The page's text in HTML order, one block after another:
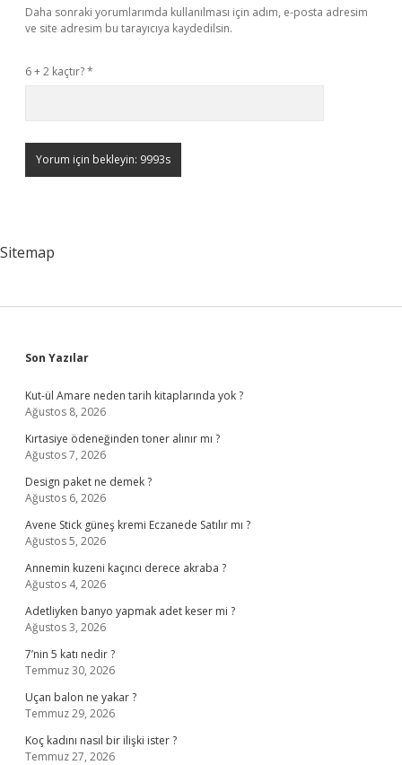
Daha sonraki yorumlarımda kullanılması için adım, e-posta adresim
ve site adresim bu tarayıcıya kaydedilsin.
6 + 2 kaçtır?*
Sitemap
Sidebar
Son Yazılar
Kut-ül Amare neden tarih kitaplarında yok ?
Ağustos 8, 2026
Kırtasiye ödeneğinden toner alınır mı ?
Ağustos 7, 2026
Design paket ne demek ?
Ağustos 6, 2026
Avene Stick güneş kremi Eczanede Satılır mı ?
Ağustos 5, 2026
Annemin kuzeni kaçıncı derece akraba ?
Ağustos 4, 2026
Adetliyken banyo yapmak adet keser mi ?
Ağustos 3, 2026
7’nin 5 katı nedir ?
Temmuz 30, 2026
Uçan balon ne yakar ?
Temmuz 29, 2026
Koç kadını nasıl bir ilişki ister ?
Temmuz 27, 2026